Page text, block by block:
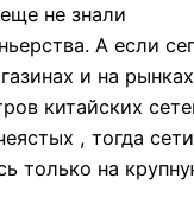
не знали
А если
и на
китайских
, тогда сети
только на